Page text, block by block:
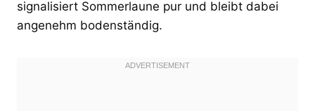
signalisiert Sommerlaune pur und bleibt dabei
angenehm bodenständig.